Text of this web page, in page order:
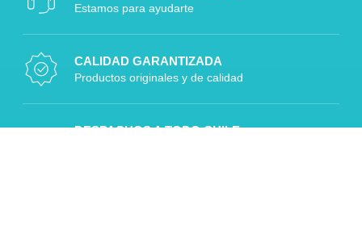
Estamos para ayudarte
CALIDAD GARANTIZADA
Productos originales y de calidad
DESPACHOS A TODO CHILE